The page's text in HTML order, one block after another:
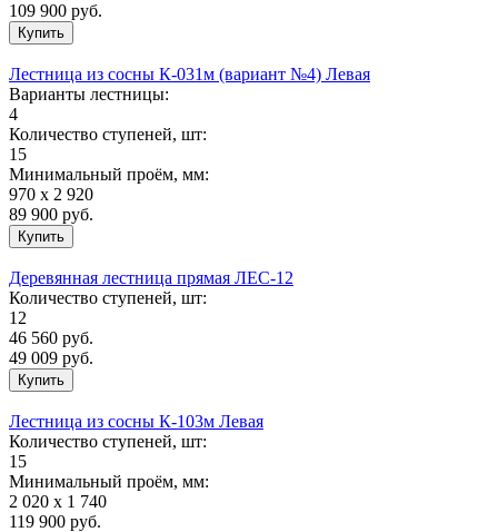
109 900 руб.
Лестница из сосны К-031м (вариант №4) Левая
Варианты лестницы:
4
Количество ступеней, шт:
15
Минимальный проём, мм:
970 х 2 920
89 900 руб.
Деревянная лестница прямая ЛЕС-12
Количество ступеней, шт:
12
46 560 руб.
49 009 руб.
Лестница из сосны К-103м Левая
Количество ступеней, шт:
15
Минимальный проём, мм:
2 020 х 1 740
119 900 руб.